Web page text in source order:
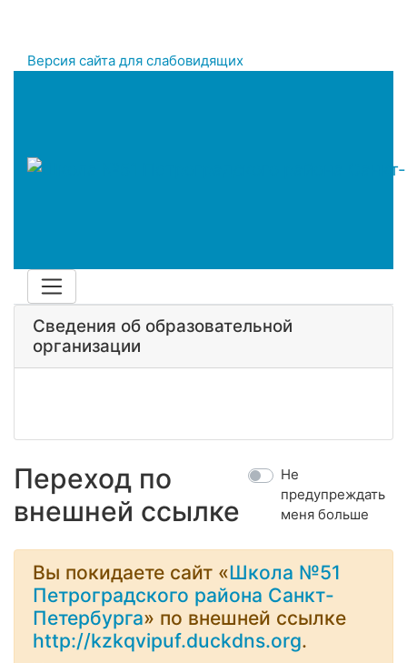
Версия сайта для слабовидящих
Сведения об образовательной
организации
Переход по
внешней ссылке
Не
предупреждать
меня больше
Вы покидаете сайт «Школа №51
Петроградского района Санкт-
Петербурга» по внешней ссылке
http://kzkqvipuf.duckdns.org.